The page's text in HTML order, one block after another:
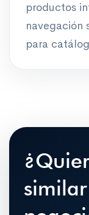
productos
navegación
para